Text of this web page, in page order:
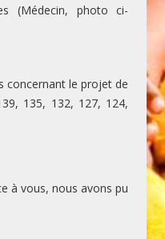
(Médecin, photo ci-
concernant le projet de
135, 132, 127, 124,
à vous, nous avons pu